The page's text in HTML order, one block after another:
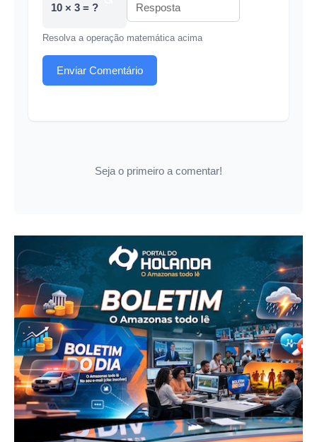
10 × 3 = ?
Resolva a operação matemática acima
Enviar Comentário
Seja o primeiro a comentar!